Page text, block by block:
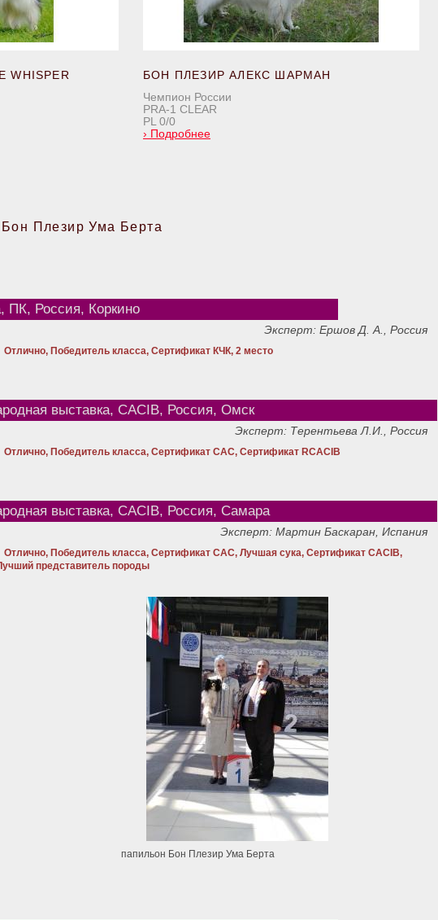
WHISPER
БОН ПЛЕЗИР АЛЕКС ШАРМАН
Чемпион России
PRA-1 CLEAR
PL 0/0
› Подробнее
Плезир Ума Берта
ПК, Россия, Коркино
Эксперт: Ершов Д. А., Россия
Отлично, Победитель класса, Сертификат КЧК, 2 место
выставка, CACIB, Россия, Омск
Эксперт: Терентьева Л.И., Россия
Отлично, Победитель класса, Сертификат САС, Сертификат RСАСIB
выставка, CACIB, Россия, Самара
Эксперт: Мартин Баскаран, Испания
Отлично, Победитель класса, Сертификат САС, Лучшая сука, Сертификат САСIB,
представитель породы
папильон Бон Плезир Ума Берта